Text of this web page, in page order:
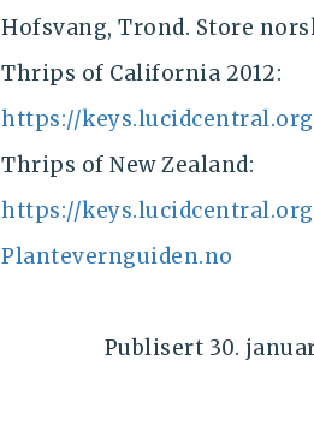
Hofsvang, Trond. Store
Thrips of California 2012:
https://
Thrips of New Zealand:
https://
Plantevernguiden.no
Publisert 30.